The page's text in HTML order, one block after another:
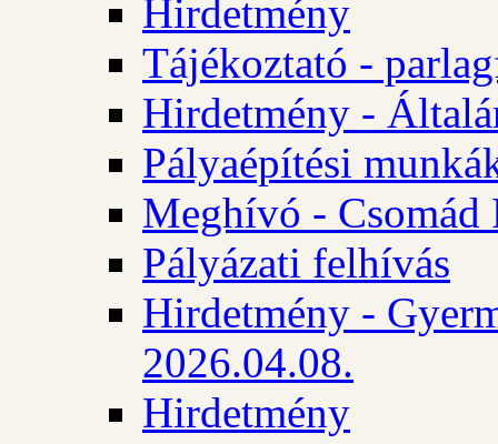
Hirdetmény
Tájékoztató -
Hirdetmény -
Pályaépítési
Meghívó - Csomád
Pályázati felhívás
Hirdetmény -
2026.04.08.
Hirdetmény